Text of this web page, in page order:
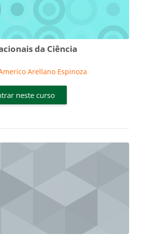
da Ciência
Arellano Espinoza
neste curso